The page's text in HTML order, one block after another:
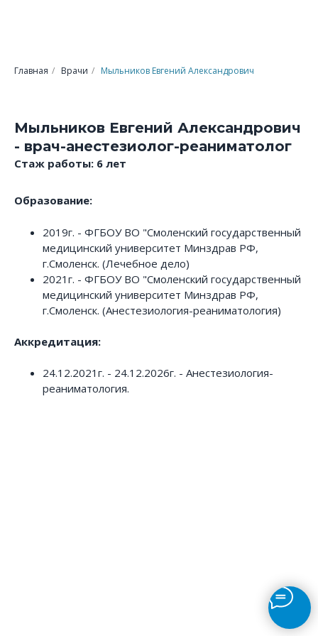
Главная / Врачи / Мыльников Евгений Александрович
Мыльников Евгений Александрович
- врач-анестезиолог-реаниматолог
Стаж работы: 6 лет
Образование:
2019г. - ФГБОУ ВО "Смоленский государственный
медицинский университет Минздрав РФ,
г.Смоленск. (Лечебное дело)
2021г. - ФГБОУ ВО "Смоленский государственный
медицинский университет Минздрав РФ,
г.Смоленск. (Анестезиология-реаниматология)
Аккредитация:
24.12.2021г. - 24.12.2026г. - Анестезиология-
реаниматология.